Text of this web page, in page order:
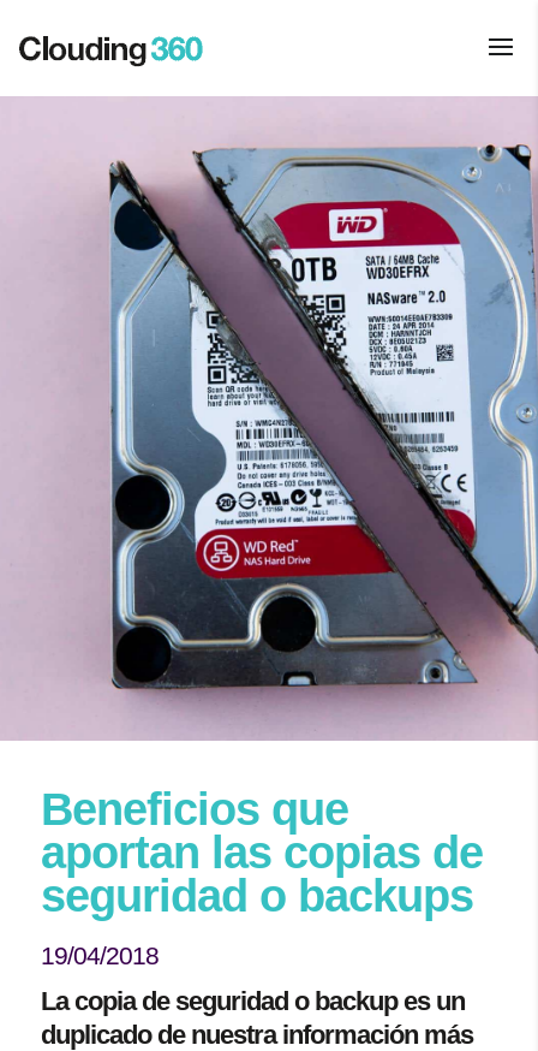
Beneficios que
aportan las copias de
seguridad o backups
19/04/2018
La copia de seguridad o backup es un
duplicado de nuestra información más